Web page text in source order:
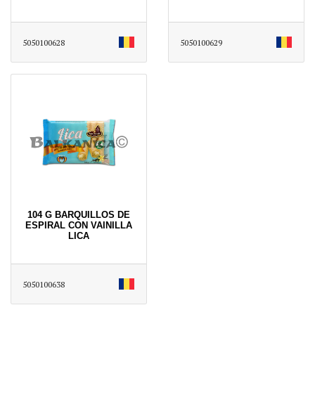
5050100628 5050100629
104 G BARQUILLOS DE
ESPIRAL CON VAINILLA
LICA
5050100638